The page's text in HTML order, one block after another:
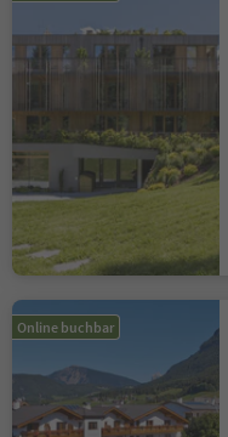
Online buchbar